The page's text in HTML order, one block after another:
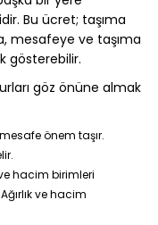
Bu ücret; taşıma
mesafeye ve taşıma
gösterebilir.
göz önüne almak
önem taşır.
hacim birimleri
ve hacim